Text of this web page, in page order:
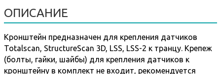
ОПИСАНИЕ
Кронштейн предназначен для крепления датчиков
Totalscan, StructureScan 3D, LSS, LSS-2 к транцу. Крепеж
(болты, гайки, шайбы) для крепления датчиков к
кронштейну в комплект не входит, рекомендуется